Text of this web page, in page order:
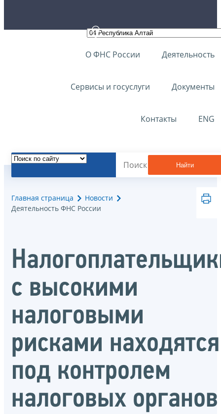
О ФНС России Деятельность
Сервисы и госуслуги Документы
Контакты ENG
Найти
Главная страница
Новости
Деятельность ФНС России
с высокими
налоговыми
рисками находятся
под контролем
налоговых органов